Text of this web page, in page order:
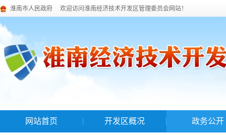
淮南市人民政府 欢迎访问淮南经济技术开发区管理委员会网站！
网站首页 开发区概况 政务公开